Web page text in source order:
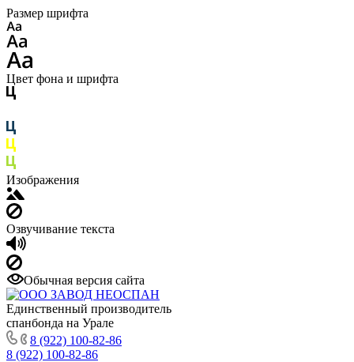
Размер шрифта
Цвет фона и шрифта
Изображения
Озвучивание текста
Обычная версия сайта
Единственный производитель
спанбонда на Урале
8 (922) 100-82-86
8 (922) 100-82-86